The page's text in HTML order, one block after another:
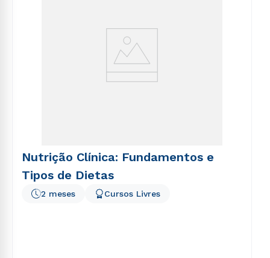
Nutrição Clínica: Fundamentos e
Tipos de Dietas
2 meses Cursos Livres